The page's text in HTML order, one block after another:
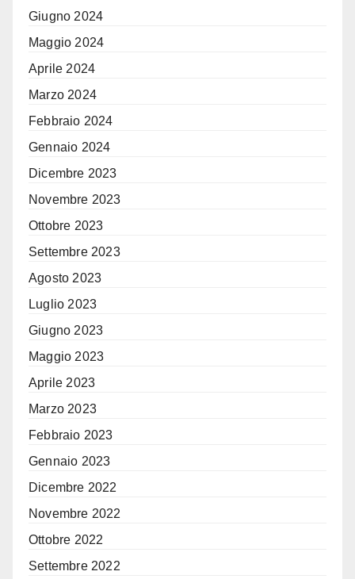
Giugno 2024
Maggio 2024
Aprile 2024
Marzo 2024
Febbraio 2024
Gennaio 2024
Dicembre 2023
Novembre 2023
Ottobre 2023
Settembre 2023
Agosto 2023
Luglio 2023
Giugno 2023
Maggio 2023
Aprile 2023
Marzo 2023
Febbraio 2023
Gennaio 2023
Dicembre 2022
Novembre 2022
Ottobre 2022
Settembre 2022